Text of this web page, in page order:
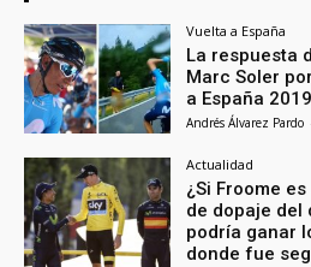
Vuelta a España
La respuesta
Marc Soler
a España 2019
Andrés Álvarez Pardo
Actualidad
¿Si Froome
de dopaje del
podría ganar
donde fue